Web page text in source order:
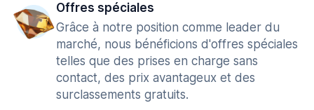
Offres spéciales
Grâce à notre position comme leader du
marché, nous bénéficions d'offres spéciales
telles que des prises en charge sans
contact, des prix avantageux et des
surclassements gratuits.